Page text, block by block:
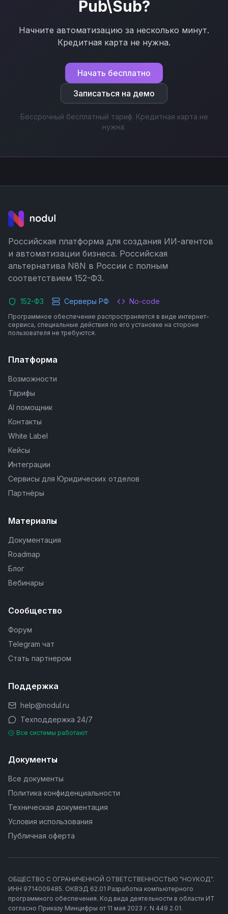
Pub\Sub?
Начните автоматизацию за несколько минут.
Кредитная карта не нужна.
Начать бесплатно
Записаться на демо
Бессрочный бесплатный тариф. Кредитная карта не
нужна.
Российская платформа для создания ИИ-агентов
и автоматизации бизнеса. Российская
альтернатива N8N в России с полным
соответствием 152-ФЗ.
152-ФЗ Серверы РФ No-code
Программное обеспечение распространяется в виде интернет-
сервиса, специальные действия по его установке на стороне
пользователя не требуются.
Платформа
Возможности
Тарифы
AI помощник
Контакты
White Label
Кейсы
Интеграции
Сервисы для Юридических отделов
Партнёры
Материалы
Документация
Roadmap
Блог
Вебинары
Сообщество
Форум
Telegram чат
Стать партнером
Поддержка
help@nodul.ru
Техподдержка 24/7
Все системы работают
Документы
Все документы
Политика конфиденциальности
Техническая документация
Условия использования
Публичная оферта
ОБЩЕСТВО С ОГРАНИЧЕННОЙ ОТВЕТСТВЕННОСТЬЮ "НОУКОД".
ИНН 9714009485. ОКВЭД 62.01 Разработка компьютерного
программного обеспечения. Код вида деятельности в области ИТ
согласно Приказу Минцифры от 11 мая 2023 г. N 449 2.01.